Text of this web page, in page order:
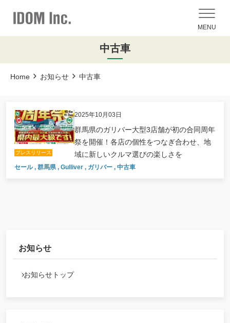
MENU
中古車
Home お知らせ 中古車
2025年10月03日
プレスリリース
群馬県のガリバー大型3店舗が初の合同周年
祭を開催！各店の個性をつなぎ合わせ、地
域に新しいクルマ選びの楽しさを
セール, 群馬県, Gulliver , ガリバー , 中古車
お知らせ
お知らせトップ